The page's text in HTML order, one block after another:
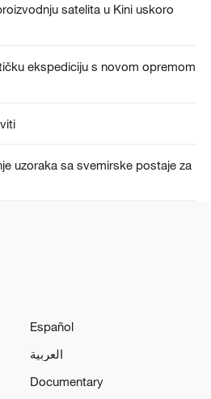
satelita u Kini uskoro
ekspediciju s novom opremom
uzoraka sa svemirske postaje za
Español
العربية
Documentary